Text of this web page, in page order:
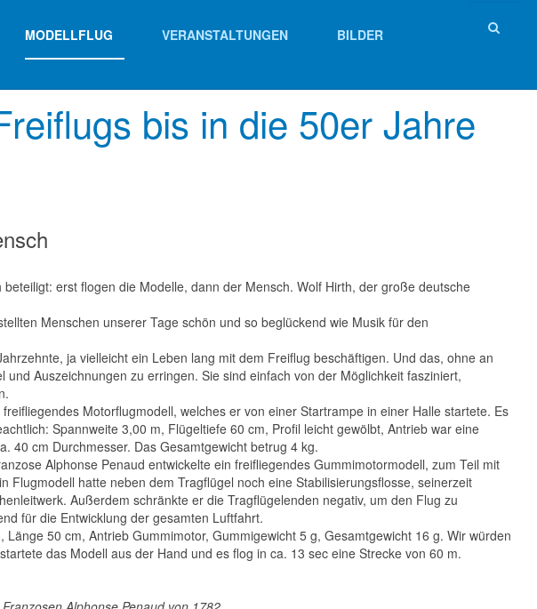
MODELLFLUG VERANSTALTUNGEN BILDER
bis in die 50er Jahre
erst flogen die Modelle, dann der Mensch. Wolf Hirth, der große deutsche
Menschen unserer Tage schön und so beglückend wie Musik für den
ja vielleicht ein Leben lang mit dem Freiflug beschäftigen. Und das, ohne an
Auszeichnungen zu erringen. Sie sind einfach von der Möglichkeit fasziniert,
Motorflugmodell, welches er von einer Startrampe in einer Halle startete. Es
Spannweite 3,00 m, Flügeltiefe 60 cm, Profil leicht gewölbt, Antrieb war eine
40 cm Durchmesser. Das Gesamtgewicht betrug 4 kg.
Alphonse Penaud entwickelte ein freifliegendes Gummimotormodell, zum Teil mit
Flugmodell hatte neben dem Tragflügel noch eine Stabilisierungsflosse, seinerzeit
Außerdem schränkte er die Tragflügelenden negativ, um den Flug zu
für die Entwicklung der gesamten Luftfahrt.
50 cm, Antrieb Gummimotor, Gummigewicht 5 g, Gesamtgewicht 16 g. Wir würden
das Modell aus der Hand und es flog in ca. 13 sec eine Strecke von 60 m.